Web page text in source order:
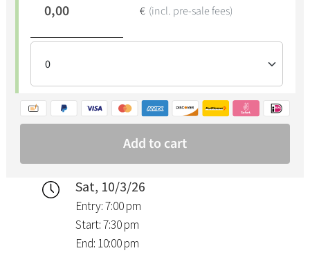
Sat, 10/3/26
Entry: 7:00 pm
Start: 7:30 pm
End: 10:00 pm